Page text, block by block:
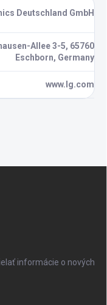
Deutschland GmbH
Allee 3-5, 65760
Eschborn, Germany
www.lg.com
informácie o nových